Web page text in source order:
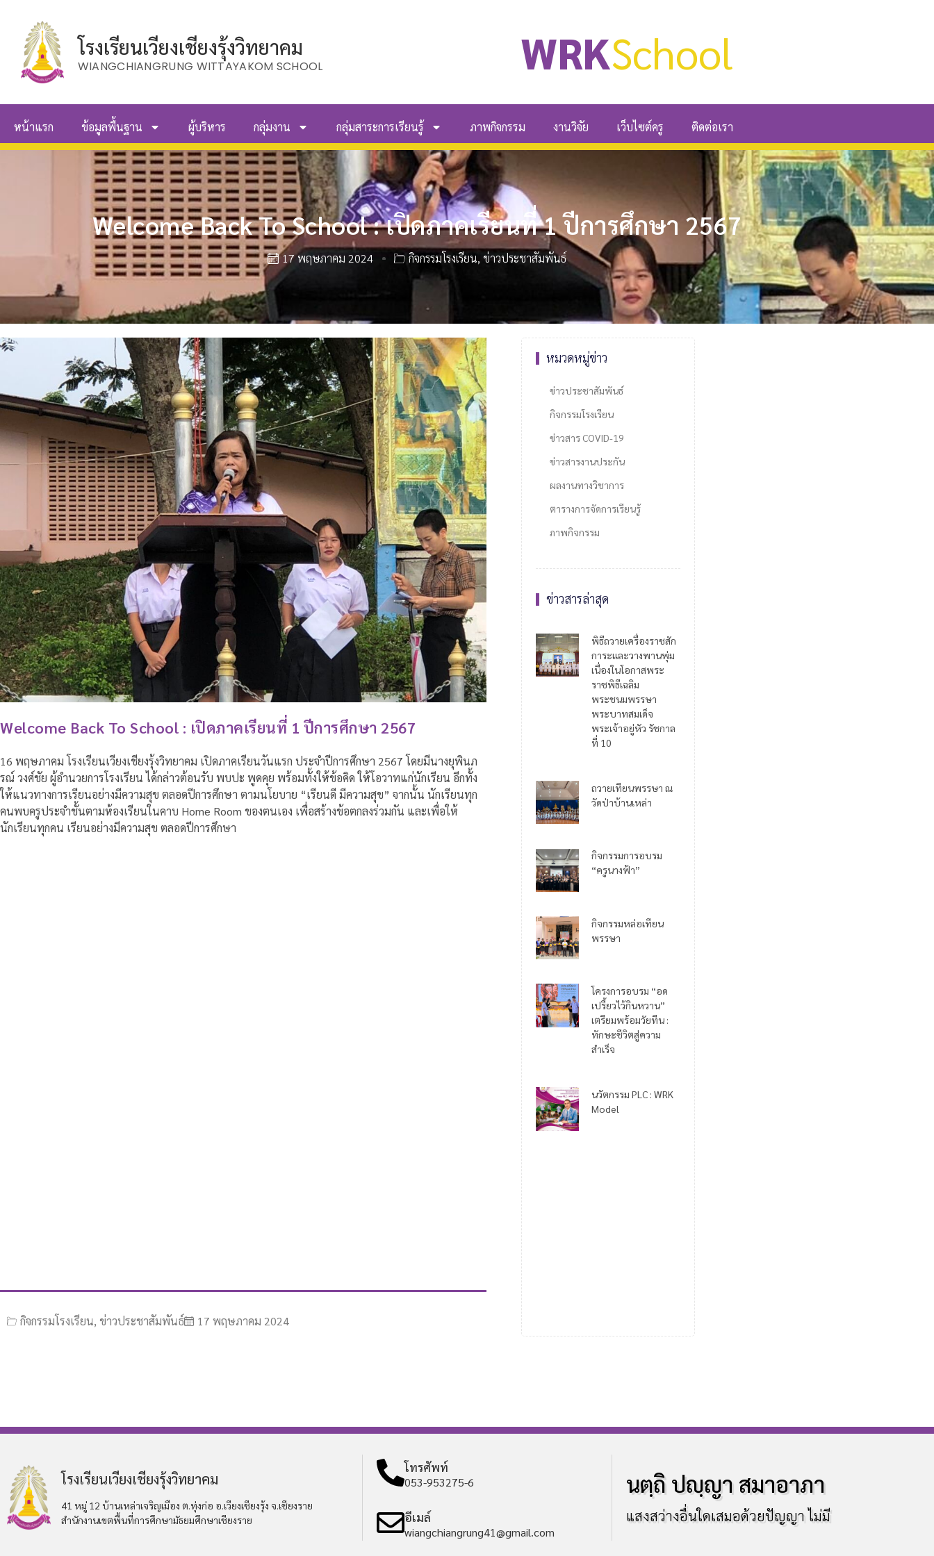
โรงเรียนเวียงเชียงรุ้งวิทยาคม
WIANGCHIANGRUNG WITTAYAKOM SCHOOL WRKSchool
หน้าแรก ข้อมูลพื้นฐาน ผู้บริหาร กลุ่มงาน กลุ่มสาระการเรียนรู้ ภาพกิจกรรม งานวิจัย เว็บไซต์ครู ติดต่อเรา
Welcome Back To School : เปิดภาคเรียนที่ 1 ปีการศึกษา 2567
17 พฤษภาคม 2024 กิจกรรมโรงเรียน, ข่าวประชาสัมพันธ์
Welcome Back To School : เปิดภาคเรียนที่ 1 ปีการศึกษา 2567
16 พฤษภาคม โรงเรียนเวียงเชียงรุ้งวิทยาคม เปิดภาคเรียนวันแรก ประจำปีการศึกษา 2567 โดยมีนางยุพินภ
รณ์ วงศ์ชัย ผู้อำนวยการโรงเรียน ได้กล่าวต้อนรับ พบปะ พูดคุย พร้อมทั้งให้ข้อคิด ให้โอวาทแก่นักเรียน อีกทั้ง
ให้แนวทางการเรียนอย่างมีความสุข ตลอดปีการศึกษา ตามนโยบาย “เรียนดี มีความสุข” จากนั้น นักเรียนทุก
คนพบครูประจำชั้นตามห้องเรียนในคาบ Home Room ของตนเอง เพื่อสร้างข้อตกลงร่วมกัน และเพื่อให้
นักเรียนทุกคน เรียนอย่างมีความสุข ตลอดปีการศึกษา
กิจกรรมโรงเรียน, ข่าวประชาสัมพันธ์ 17 พฤษภาคม 2024
หมวดหมู่ข่าว
ข่าวประชาสัมพันธ์
กิจกรรมโรงเรียน
ข่าวสาร COVID-19
ข่าวสารงานประกัน
ผลงานทางวิชาการ
ตารางการจัดการเรียนรู้
ภาพกิจกรรม
ข่าวสารล่าสุด
พิธีถวายเครื่องราชสัก
การะและวางพานพุ่ม
เนื่องในโอกาสพระ
ราชพิธีเฉลิม
พระชนมพรรษา
พระบาทสมเด็จ
พระเจ้าอยู่หัว รัชกาล
ที่ 10
ถวายเทียนพรรษา ณ
วัดป่าบ้านเหล่า
กิจกรรมการอบรม
“ครูนางฟ้า”
กิจกรรมหล่อเทียน
พรรษา
โครงการอบรม “อด
เปรี้ยวไว้กินหวาน”
เตรียมพร้อมวัยทีน :
ทักษะชีวิตสู่ความ
สำเร็จ
นวัตกรรม PLC : WRK
Model
โรงเรียนเวียงเชียงรุ้งวิทยาคม
41 หมู่ 12 บ้านเหล่าเจริญเมือง ต.ทุ่งก่อ อ.เวียงเชียงรุ้ง จ.เชียงราย
สำนักงานเขตพื้นที่การศึกษามัธยมศึกษาเชียงราย
โทรศัพท์
053-953275-6
อีเมล์
wiangchiangrung41@gmail.com
นตฺถิ ปญฺญา สมาอาภา
แสงสว่างอื่นใดเสมอด้วยปัญญา ไม่มี